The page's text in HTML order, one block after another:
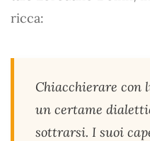
ricca:
Chiacchierare con
un certame
sottrarsi. I suoi